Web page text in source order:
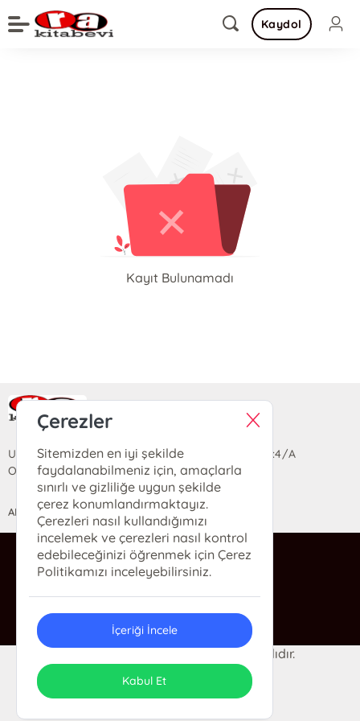
Kaydol
Kayıt Bulunamadı
Ra Yayın Kitabevi
Uzun Sokak Saray Çarşısı Lara Sineması Girişi No:4/A
Ortahisar/TRABZON
ANASAYFA YARDIM İLETİŞİM
ra@rakitap.com
0(462) 326 49 71
© 2024 Ra Kitabevi. Her hakkı saklıdır.
Tasarım & Uygulama
Çerezler
Sitemizden en iyi şekilde
faydalanabilmeniz için, amaçlarla
sınırlı ve gizliliğe uygun şekilde
çerez konumlandırmaktayız.
Çerezleri nasıl kullandığımızı
incelemek ve çerezleri nasıl kontrol
edebileceğinizi öğrenmek için Çerez
Politikamızı inceleyebilirsiniz.
İçeriği İncele
Kabul Et